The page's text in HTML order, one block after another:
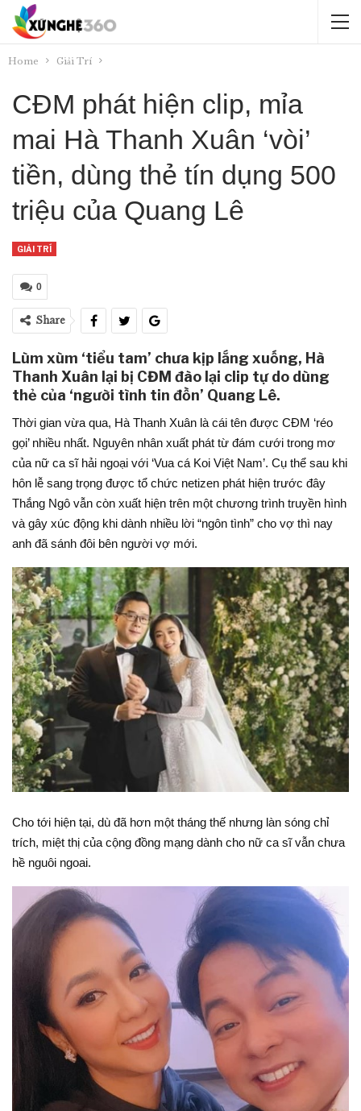
Home Giải Trí
CĐM phát hiện clip, mỉa
mai Hà Thanh Xuân ‘vòi’
tiền, dùng thẻ tín dụng 500
triệu của Quang Lê
GIẢI TRÍ
0
Share
Lùm xùm ‘tiểu tam’ chưa kịp lắng xuống, Hà
Thanh Xuân lại bị CĐM đào lại clip tự do dùng
thẻ của ‘người tình tin đồn’ Quang Lê.
Thời gian vừa qua, Hà Thanh Xuân là cái tên được CĐM ‘réo
gọi’ nhiều nhất. Nguyên nhân xuất phát từ đám cưới trong mơ
của nữ ca sĩ hải ngoại với ‘Vua cá Koi Việt Nam’. Cụ thể sau khi
hôn lễ sang trọng được tổ chức netizen phát hiện trước đây
Thắng Ngô vẫn còn xuất hiện trên một chương trình truyền hình
và gây xúc động khi dành nhiều lời “ngôn tình” cho vợ thì nay
anh đã sánh đôi bên người vợ mới.
Cho tới hiện tại, dù đã hơn một tháng thế nhưng làn sóng chỉ
trích, miệt thị của cộng đồng mạng dành cho nữ ca sĩ vẫn chưa
hề nguôi ngoai.